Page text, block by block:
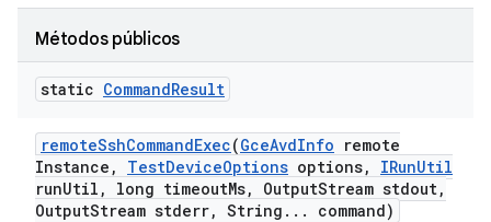
Métodos públicos
static CommandResult
remoteSshCommandExec(GceAvdInfo remote
Instance , TestDeviceOptions options, IRunUtil
runUtil , long timeoutMs, OutputStream stdout,
OutputStream stderr, String . . . command)